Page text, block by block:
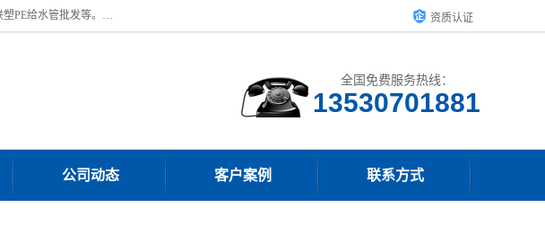
深圳市宝安区沙井街道浩丰胶管商行主营产品：联塑批发、联塑管批发、联塑总代理、联塑总经销、联塑HDPE波纹管批发、联塑PE给水管批发等。凭借服务以及多年的勤奋拼搏，发展成为一家销售各种管材管件，绝缘电工套管及配件等系列产品的贸易公司。公司秉承“顾客至上，锐意进取”的经营理念，坚持“客户至上”原则为广大客户提供的服务。欢迎惠顾！ 资质认证
全国免费服务热线：
公司动态 客户案例 联系方式